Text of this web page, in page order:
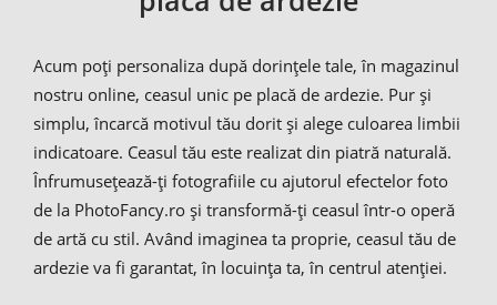
Acum poți personaliza după dorințele tale, în magazinul
nostru online, ceasul unic pe placă de ardezie. Pur și
simplu, încarcă motivul tău dorit și alege culoarea limbii
indicatoare. Ceasul tău este realizat din piatră naturală.
Înfrumusețează-ți fotografiile cu ajutorul efectelor foto
de la PhotoFancy.ro și transformă-ți ceasul într-o operă
de artă cu stil. Având imaginea ta proprie, ceasul tău de
ardezie va fi garantat, în locuința ta, în centrul atenției.